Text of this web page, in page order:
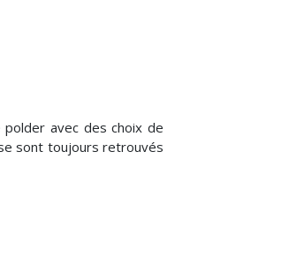
avec des choix de
sont toujours retrouvés